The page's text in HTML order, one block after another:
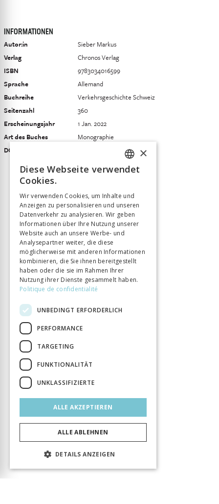
INFORMATIONEN
Autor:in
Sieber Markus
Verlag
Chronos Verlag
ISBN
9783034016599
Sprache
Allemand
Buchreihe
Verkehrsgeschichte Schweiz
Seitenzahl
360
Erscheinungsjahr
1 Jan. 2022
Art des Buches
Monographie
DOI
10.33058/chronos.1659
FRENCH
ITALIAN
×
Diese Webseite verwendet
Cookies.
Wir verwenden Cookies, um Inhalte und
Anzeigen zu personalisieren und unseren
Datenverkehr zu analysieren. Wir geben
Informationen über Ihre Nutzung unserer
Website auch an unsere Werbe- und
Analysepartner weiter, die diese
möglicherweise mit anderen Informationen
kombinieren, die Sie ihnen bereitgestellt
haben oder die sie im Rahmen Ihrer
Nutzung ihrer Dienste gesammelt haben.
Politique de confidentialité
UNBEDINGT ERFORDERLICH
PERFORMANCE
TARGETING
FUNKTIONALITÄT
UNKLASSIFIZIERTE
ALLE AKZEPTIEREN
ALLE ABLEHNEN
DETAILS ANZEIGEN